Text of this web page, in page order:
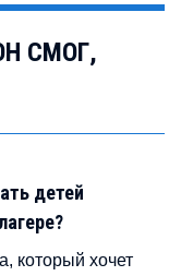
СМОГ,
детей
который хочет